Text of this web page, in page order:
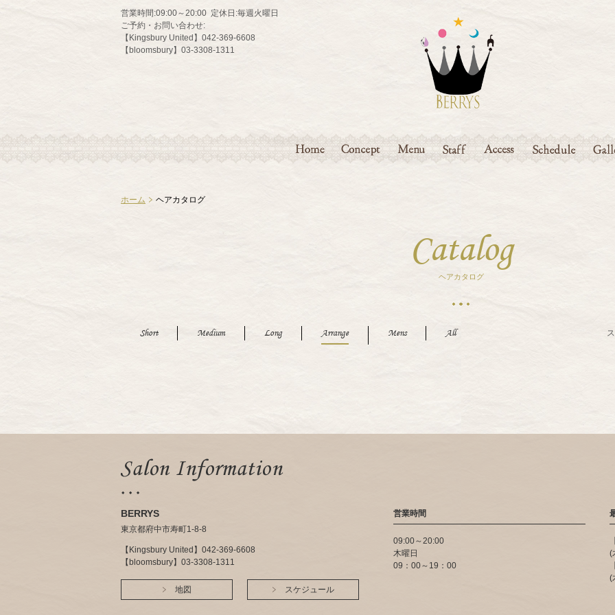
営業時間:09:00～20:00 定休日:毎週火曜日
ご予約・お問い合わせ:
【Kingsbury United】042-369-6608
【bloomsbury】03-3308-1311
ホーム ヘアカタログ
Catalog
ヘアカタログ
Short Medium Long Arrange Mens All
BERRYS
東京都府中市寿町1-8-8
【Kingsbury United】042-369-6608
【bloomsbury】03-3308-1311
地図 スケジュール
営業時間
09:00～20:00
木曜日
09：00～19：00
(
(